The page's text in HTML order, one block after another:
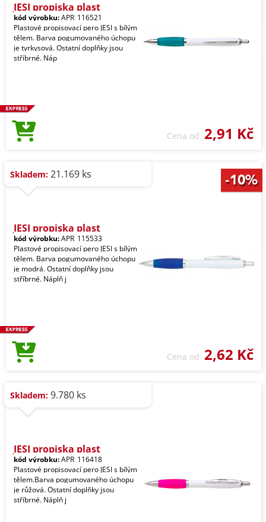
JESI propiska plast
kód výrobku:APR_116521
Plastové propisovací pero JESI s bílým
tělem. Barva pogumovaného úchopu
je tyrkysová. Ostatní doplňky jsou
stříbrné. Náp
Cena od 2,91 Kč
Skladem: 21.169 ks
JESI propiska plast
kód výrobku:APR_115533
Plastové propisovací pero JESI s bílým
tělem. Barva pogumovaného úchopu
je modrá. Ostatní doplňky jsou
stříbrné. Náplň j
Cena od 2,62 Kč
Skladem: 9.780 ks
JESI propiska plast
kód výrobku:APR_116418
Plastové propisovací pero JESI s bílým
tělem.Barva pogumovaného úchopu
je růžová. Ostatní doplňky jsou
stříbrné. Náplň j